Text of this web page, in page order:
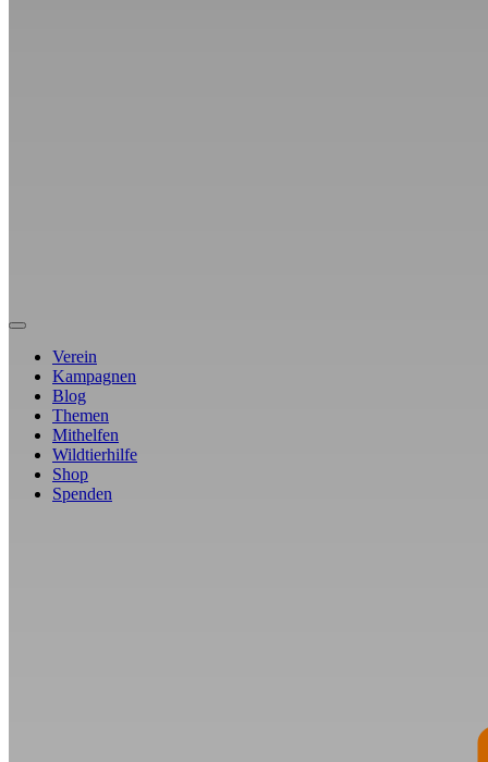
Verein
Kampagnen
Blog
Themen
Mithelfen
Wildtierhilfe
Shop
Spenden